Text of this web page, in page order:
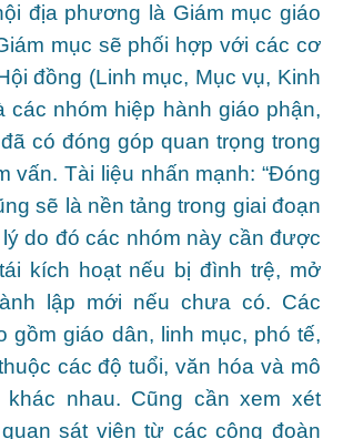
địa phương là Giám mục giáo
mục sẽ phối hợp với các cơ
đồng (Linh mục, Mục vụ, Kinh
các nhóm hiệp hành giáo phận,
có đóng góp quan trọng trong
vấn. Tài liệu nhấn mạnh: “Đóng
sẽ là nền tảng trong giai đoạn
do đó các nhóm này cần được
kích hoạt nếu bị đình trệ, mở
lập mới nếu chưa có. Các
gồm giáo dân, linh mục, phó tế,
các độ tuổi, văn hóa và mô
khác nhau. Cũng cần xem xét
sát viên từ các cộng đoàn